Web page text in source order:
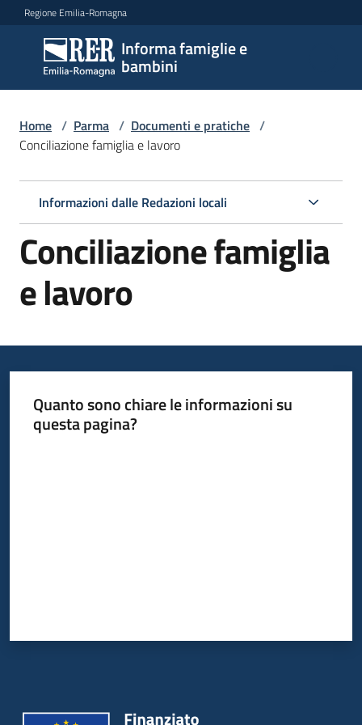
Vai al contenuto
Vai alla navigazione
Vai al footer
Regione Emilia-Romagna
Informa famiglie e
bambini
Informa
famiglie
e
bambini
Argomenti
Servizi
Centri
Informazioni
locali
Home / Parma / Documenti e pratiche /
Conciliazione famiglia e lavoro
Informazioni dalle Redazioni locali
Conciliazione famiglia
e lavoro
Quanto sono chiare le informazioni su
questa pagina?